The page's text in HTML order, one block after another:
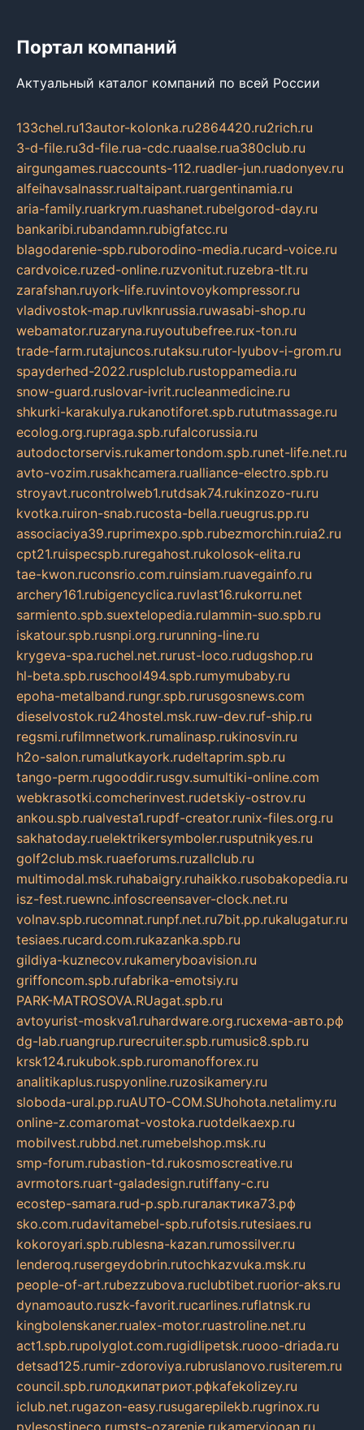
Портал компаний
Актуальный каталог компаний по всей России
133chel.ru13autor-kolonka.ru2864420.ru2rich.ru
3-d-file.ru3d-file.rua-cdc.ruaalse.rua380club.ru
airgungames.ruaccounts-112.ruadler-jun.ruadonyev.ru
alfeihavsalnassr.rualtaipant.ruargentinamia.ru
aria-family.ruarkrym.ruashanet.rubelgorod-day.ru
bankaribi.rubandamn.rubigfatcc.ru
blagodarenie-spb.ruborodino-media.rucard-voice.ru
cardvoice.ruzed-online.ruzvonitut.ruzebra-tlt.ru
zarafshan.ruyork-life.ruvintovoykompressor.ru
vladivostok-map.ruvlknrussia.ruwasabi-shop.ru
webamator.ruzaryna.ruyoutubefree.rux-ton.ru
trade-farm.rutajuncos.rutaksu.rutor-lyubov-i-grom.ru
spayderhed-2022.rusplclub.rustoppamedia.ru
snow-guard.ruslovar-ivrit.rucleanmedicine.ru
shkurki-karakulya.rukanotiforet.spb.rututmassage.ru
ecolog.org.rupraga.spb.rufalcorussia.ru
autodoctorservis.rukamertondom.spb.runet-life.net.ru
avto-vozim.rusakhcamera.rualliance-electro.spb.ru
stroyavt.rucontrolweb1.rutdsak74.rukinzozo-ru.ru
kvotka.ruiron-snab.rucosta-bella.rueugrus.pp.ru
associaciya39.ruprimexpo.spb.rubezmorchin.ruia2.ru
cpt21.ruispecspb.ruregahost.rukolosok-elita.ru
tae-kwon.ruconsrio.com.ruinsiam.ruavegainfo.ru
archery161.rubigencyclica.ruvlast16.rukorru.net
sarmiento.spb.suextelopedia.rulammin-suo.spb.ru
iskatour.spb.rusnpi.org.rurunning-line.ru
krygeva-spa.ruchel.net.rurust-loco.rudugshop.ru
hl-beta.spb.ruschool494.spb.rumymubaby.ru
epoha-metalband.rungr.spb.rurusgosnews.com
dieselvostok.ru24hostel.msk.ruw-dev.ruf-ship.ru
regsmi.rufilmnetwork.rumalinasp.rukinosvin.ru
h2o-salon.rumalutkayork.rudeltaprim.spb.ru
tango-perm.rugooddir.rusgv.sumultiki-online.com
webkrasotki.comcherinvest.rudetskiy-ostrov.ru
ankou.spb.rualvesta1.rupdf-creator.runix-files.org.ru
sakhatoday.ruelektrikersymboler.rusputnikyes.ru
golf2club.msk.ruaeforums.ruzallclub.ru
multimodal.msk.ruhabaigry.ruhaikko.rusobakopedia.ru
isz-fest.ruewnc.infoscreensaver-clock.net.ru
volnav.spb.rucomnat.runpf.net.ru7bit.pp.rukalugatur.ru
tesiaes.rucard.com.rukazanka.spb.ru
gildiya-kuznecov.rukameryboavision.ru
griffoncom.spb.rufabrika-emotsiy.ru
PARK-MATROSOVA.RUagat.spb.ru
avtoyurist-moskva1.ruhardware.org.ruсхема-авто.рф
dg-lab.ruangrup.rurecruiter.spb.rumusic8.spb.ru
krsk124.rukubok.spb.ruromanofforex.ru
analitikaplus.ruspyonline.ruzosikamery.ru
sloboda-ural.pp.ruAUTO-COM.SUhohota.netalimy.ru
online-z.comaromat-vostoka.ruotdelkaexp.ru
mobilvest.rubbd.net.rumebelshop.msk.ru
smp-forum.rubastion-td.rukosmoscreative.ru
avrmotors.ruart-galadesign.rutiffany-c.ru
ecostep-samara.rud-p.spb.ruгалактика73.рф
sko.com.rudavitamebel-spb.rufotsis.rutesiaes.ru
kokoroyari.spb.rublesna-kazan.rumossilver.ru
lenderoq.rusergeydobrin.rutochkazvuka.msk.ru
people-of-art.rubezzubova.ruclubtibet.ruorior-aks.ru
dynamoauto.ruszk-favorit.rucarlines.ruflatnsk.ru
kingbolenskaner.rualex-motor.ruastroline.net.ru
act1.spb.rupolyglot.com.rugidlipetsk.ruooo-driada.ru
detsad125.rumir-zdoroviya.rubruslanovo.rusiterem.ru
council.spb.ruлодкипатриот.рфkafekolizey.ru
iclub.net.rugazon-easy.rusugarepilekb.rugrinox.ru
pylesostineco.rumsts-ozarenie.rukameryjooan.ru